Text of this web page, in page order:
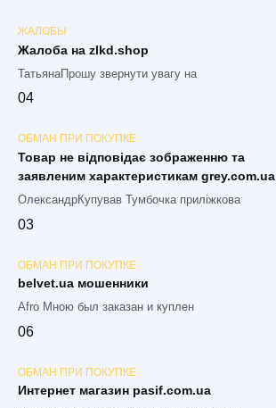
ЖАЛОБЫ
Жалоба на zlkd.shop
ТатьянаПрошу звернути увагу на
04
ОБМАН ПРИ ПОКУПКЕ
Товар не відповідає зображенню та
заявленим характеристикам grey.com.ua
ОлександрКупував Тумбочка приліжкова
03
ОБМАН ПРИ ПОКУПКЕ
belvet.ua мошенники
Afro Мною был заказан и куплен
06
ОБМАН ПРИ ПОКУПКЕ
Интернет магазин pasif.com.ua